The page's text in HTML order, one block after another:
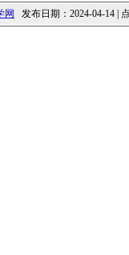
网 发布日期：2024-04-14 |